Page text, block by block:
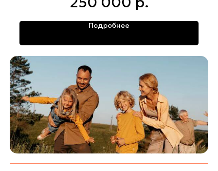
Подробнее